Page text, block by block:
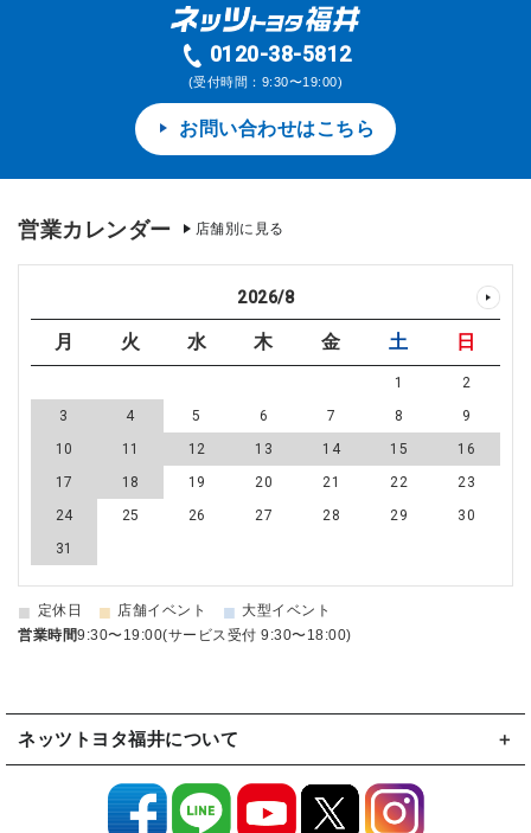
0120-38-5812
(受付時間：9:30〜19:00)
お問い合わせはこちら
営業カレンダー 店舗別に見る
2026/8
月 火 水 木 金 土 日
1
2
3
4 5 6 7 8
9
10
11 12 13 14 15
16
17
18 19 20 21 22
23
24
25 26 27 28 29
30
31
■ 定休日 ■ 店舗イベント ■ 大型イベント
営業時間9:30〜19:00(サービス受付 9:30〜18:00)
ネッツトヨタ福井について